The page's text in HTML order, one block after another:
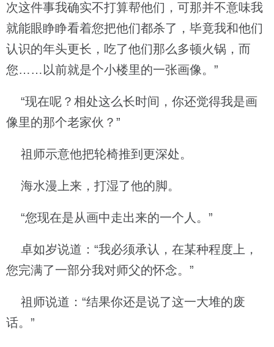
次这件事我确实不打算帮他们，可那并不意味我
就能眼睁睁看着您把他们都杀了，毕竟我和他们
认识的年头更长，吃了他们那么多顿火锅，而
您……以前就是个小楼里的一张画像。”
“现在呢？相处这么长时间，你还觉得我是画
像里的那个老家伙？”
祖师示意他把轮椅推到更深处。
海水漫上来，打湿了他的脚。
“您现在是从画中走出来的一个人。”
卓如岁说道：“我必须承认，在某种程度上，
您完满了一部分我对师父的怀念。”
祖师说道：“结果你还是说了这一大堆的废
话。”